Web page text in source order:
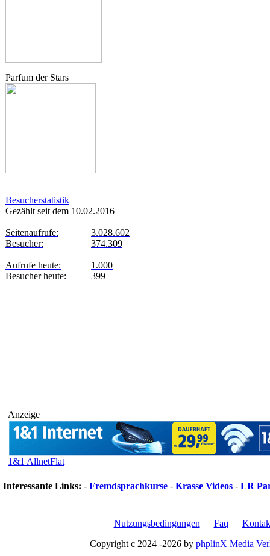
Parfum der Stars
Besucherstatistik
Gezählt seit dem 10.02.2016
Seitenaufrufe:
Besucher:
Aufrufe heute:
Besucher heute:
3.028.602
374.309
1.000
399
Anzeige
1&1 AllnetFlat
Interessante Links: - Fremdsprachkurse - Krasse Videos - LR
Nutzungsbedingungen | Faq |
Copyright c 2024 -2026 by phplinX Media